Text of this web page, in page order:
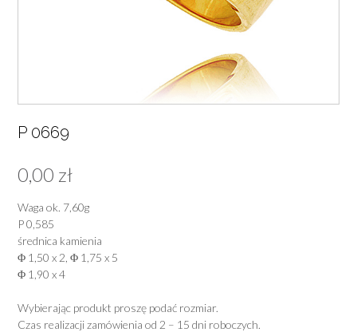
P 0669
0,00 zł
Waga ok. 7,60g
P 0,585
średnica kamienia
Φ 1,50 x 2, Φ 1,75 x 5
Φ 1,90 x 4
Wybierając produkt proszę podać rozmiar.
Czas realizacji zamówienia od 2 – 15 dni roboczych.